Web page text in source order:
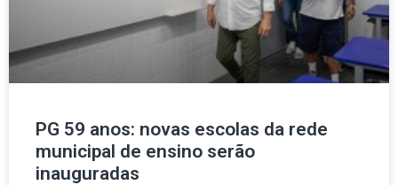
PG 59 anos: novas escolas da rede
municipal de ensino serão
inauguradas